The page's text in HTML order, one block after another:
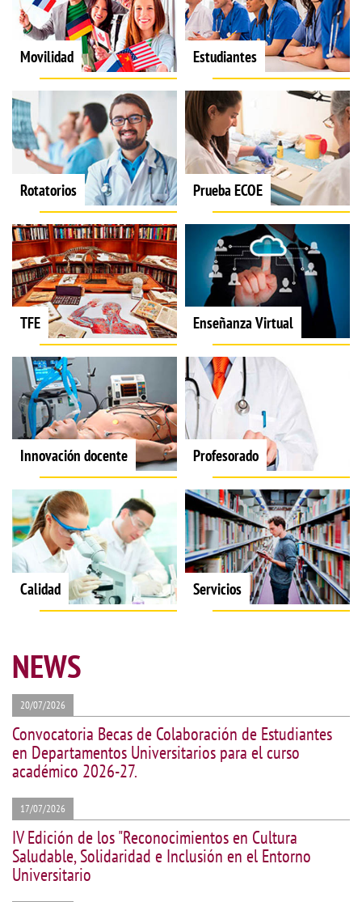
Movilidad Estudiantes
Rotatorios Prueba ECOE
TFE Enseñanza Virtual
Innovación docente Profesorado
Calidad Servicios
NEWS
20/07/2026
Convocatoria Becas de Colaboración de Estudiantes
en Departamentos Universitarios para el curso
académico 2026-27.
17/07/2026
IV Edición de los "Reconocimientos en Cultura
Saludable, Solidaridad e Inclusión en el Entorno
Universitario